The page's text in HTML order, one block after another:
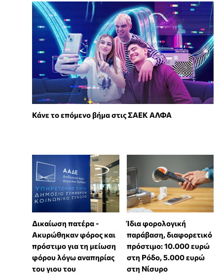
Κάνε το επόμενο βήμα στις ΣΑΕΚ ΑΛΦΑ
Δικαίωση πατέρα -
Ακυρώθηκαν φόρος και
πρόστιμο για τη μείωση
φόρου λόγω αναπηρίας
του γιου του
Ίδια φορολογική
παράβαση, διαφορετικό
πρόστιμο: 10.000 ευρώ
στη Ρόδο, 5.000 ευρώ
στη Νίσυρο